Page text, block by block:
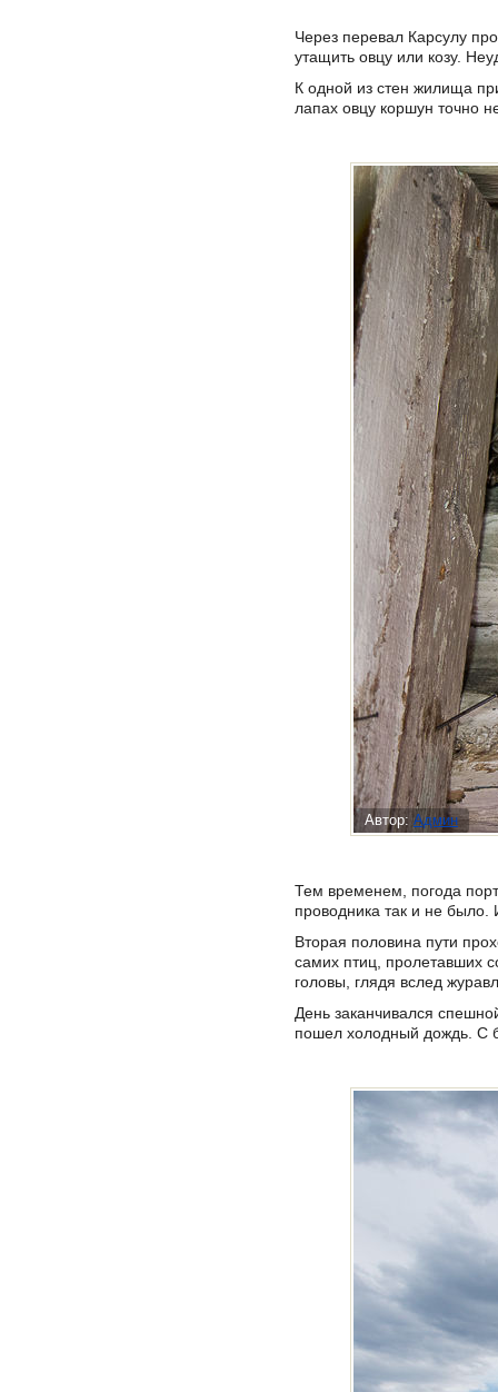
Через перевал Карсулу
утащить овцу или козу.
К одной из стен жилища
лапах овцу коршун точно
Автор: Админ
Тем временем, погода
проводника так и не было.
Вторая половина пути
самих птиц, пролетавших
головы, глядя вслед
День заканчивался
пошел холодный дождь. С